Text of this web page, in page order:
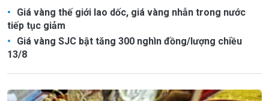
Giá vàng thế giới lao dốc, giá vàng nhẫn trong nước
tiếp tục giảm
Giá vàng SJC bật tăng 300 nghìn đồng/lượng chiều
13/8